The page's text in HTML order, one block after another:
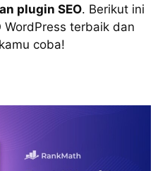
plugin SEO. Berikut ini
WordPress terbaik dan
coba!